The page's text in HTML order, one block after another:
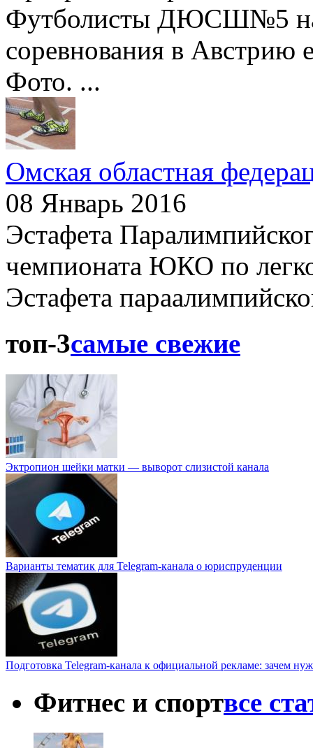
Футболисты ДЮСШ№5
соревнования в Австрию
Фото. ...
Омская областная
08 Январь 2016
Эстафета
чемпионата ЮКО по
Эстафета
топ-3самые свежие
Эктропион шейки матки — выворот слизистой канала
Варианты тематик для Telegram-канала о юриспруденции
Подготовка Telegram-канала к официальной рекламе: зачем
Фитнес и спортвсе